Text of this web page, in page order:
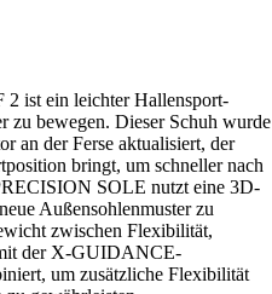
ist ein leichter Hallensport-
zu bewegen. Dieser Schuh wurde
an der Ferse aktualisiert, der
bringt, um schneller nach
SOLE nutzt eine 3D-
Außensohlenmuster zu
zwischen Flexibilität,
der X-GUIDANCE-
um zusätzliche Flexibilität